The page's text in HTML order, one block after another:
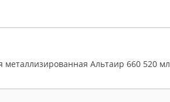
Альтаир 660 520 мл